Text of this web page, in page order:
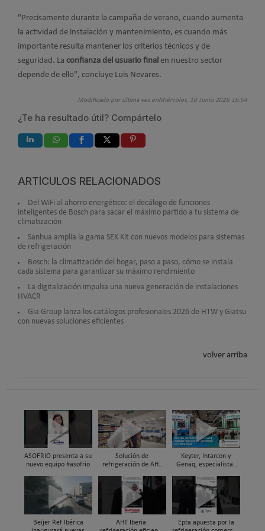
"Precisamente durante la campaña de verano, cuando aumenta
la actividad de instalación y mantenimiento, es cuando más
importante resulta mantener los criterios técnicos y de
seguridad. La confianza del usuario final en nuestro sector
depende de ello", concluye Luis Nevares.
Modificado por última vez enMiércoles, 10 Junio 2026 16:54
¿Te ha resultado útil? Compártelo
ARTÍCULOS RELACIONADOS
Del WiFi al ahorro energético: el decálogo de funciones
inteligentes de Bosch para sacar el máximo partido a tu sistema de
climatización
Sanhua amplía la gama SEK Kit con nuevos modelos para sistemas
de refrigeración
Bosch: la climatización del hogar, paso a paso, cómo se instala
cada sistema para garantizar su máximo rendimiento
La digitalización impulsa una nueva generación de instalaciones
HVACR
Gia Group lanza los catálogos profesionales 2026 de HTW y Giatsu
con nuevas soluciones eficientes
volver arriba
ASOFRIO presenta a su
nuevo equipo #asofrío
Solución de
refrigeración de AHT
para un súper de
proximidad en Xixona
Keyter, Intarcon y
Genaq, especialistas
de alta eficiencia en
Feria C&R 2025
Beijer Ref Ibérica
AHT Iberia:
Epta apuesta por la